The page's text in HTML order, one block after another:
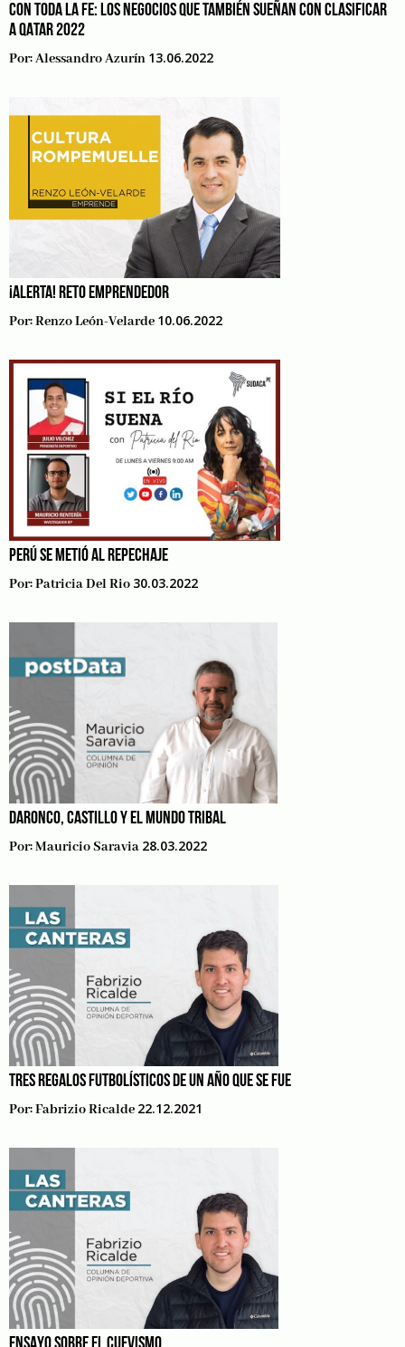
CON TODA LA FE: LOS NEGOCIOS QUE TAMBIÉN SUEÑAN CON CLASIFICAR
A QATAR 2022
Por:Alessandro Azurín 13.06.2022
¡ALERTA! RETO EMPRENDEDOR
Por:Renzo León-Velarde 10.06.2022
PERÚ SE METIÓ AL REPECHAJE
Por:Patricia Del Rio 30.03.2022
DARONCO, CASTILLO Y EL MUNDO TRIBAL
Por:Mauricio Saravia 28.03.2022
TRES REGALOS FUTBOLÍSTICOS DE UN AÑO QUE SE FUE
Por:Fabrizio Ricalde 22.12.2021